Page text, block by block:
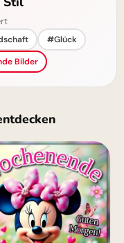
#Glück
Bilder